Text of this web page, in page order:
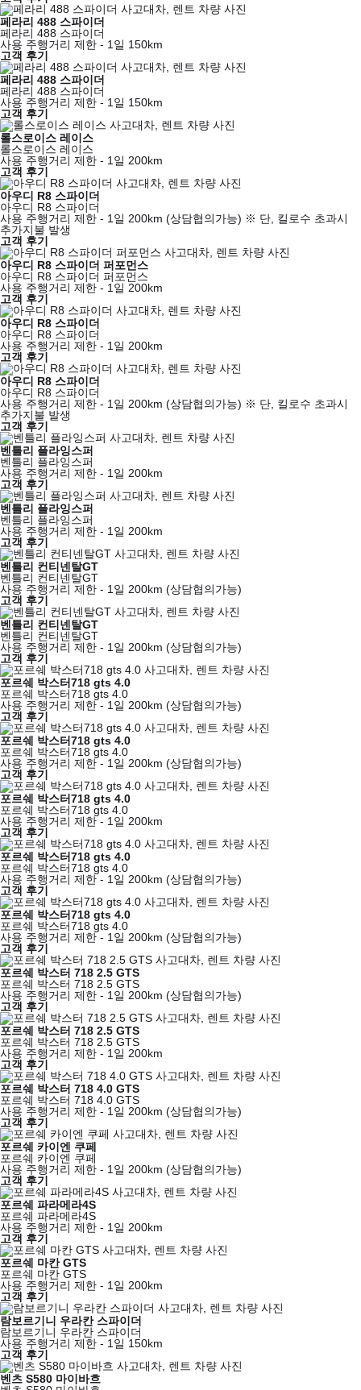
페라리 488 스파이더
페라리 488 스파이더
사용 주행거리 제한 - 1일 150km
고객 후기
페라리 488 스파이더
페라리 488 스파이더
사용 주행거리 제한 - 1일 150km
고객 후기
롤스로이스 레이스
롤스로이스 레이스
사용 주행거리 제한 - 1일 200km
고객 후기
아우디 R8 스파이더
아우디 R8 스파이더
사용 주행거리 제한 - 1일 200km (상담협의가능) ※ 단, 킬로수 초과시
추가지불 발생
고객 후기
아우디 R8 스파이더 퍼포먼스
아우디 R8 스파이더 퍼포먼스
사용 주행거리 제한 - 1일 200km
고객 후기
아우디 R8 스파이더
아우디 R8 스파이더
사용 주행거리 제한 - 1일 200km
고객 후기
아우디 R8 스파이더
아우디 R8 스파이더
사용 주행거리 제한 - 1일 200km (상담협의가능) ※ 단, 킬로수 초과시
추가지불 발생
고객 후기
벤틀리 플라잉스퍼
벤틀리 플라잉스퍼
사용 주행거리 제한 - 1일 200km
고객 후기
벤틀리 플라잉스퍼
벤틀리 플라잉스퍼
사용 주행거리 제한 - 1일 200km
고객 후기
벤틀리 컨티넨탈GT
벤틀리 컨티넨탈GT
사용 주행거리 제한 - 1일 200km (상담협의가능)
고객 후기
벤틀리 컨티넨탈GT
벤틀리 컨티넨탈GT
사용 주행거리 제한 - 1일 200km (상담협의가능)
고객 후기
포르쉐 박스터718 gts 4.0
포르쉐 박스터718 gts 4.0
사용 주행거리 제한 - 1일 200km (상담협의가능)
고객 후기
포르쉐 박스터718 gts 4.0
포르쉐 박스터718 gts 4.0
사용 주행거리 제한 - 1일 200km (상담협의가능)
고객 후기
포르쉐 박스터718 gts 4.0
포르쉐 박스터718 gts 4.0
사용 주행거리 제한 - 1일 200km
고객 후기
포르쉐 박스터718 gts 4.0
포르쉐 박스터718 gts 4.0
사용 주행거리 제한 - 1일 200km (상담협의가능)
고객 후기
포르쉐 박스터718 gts 4.0
포르쉐 박스터718 gts 4.0
사용 주행거리 제한 - 1일 200km (상담협의가능)
고객 후기
포르쉐 박스터 718 2.5 GTS
포르쉐 박스터 718 2.5 GTS
사용 주행거리 제한 - 1일 200km (상담협의가능)
고객 후기
포르쉐 박스터 718 2.5 GTS
포르쉐 박스터 718 2.5 GTS
사용 주행거리 제한 - 1일 200km
고객 후기
포르쉐 박스터 718 4.0 GTS
포르쉐 박스터 718 4.0 GTS
사용 주행거리 제한 - 1일 200km (상담협의가능)
고객 후기
포르쉐 카이엔 쿠페
포르쉐 카이엔 쿠페
사용 주행거리 제한 - 1일 200km (상담협의가능)
고객 후기
포르쉐 파라메라4S
포르쉐 파라메라4S
사용 주행거리 제한 - 1일 200km
고객 후기
포르쉐 마칸 GTS
포르쉐 마칸 GTS
사용 주행거리 제한 - 1일 200km
고객 후기
람보르기니 우라칸 스파이더
람보르기니 우라칸 스파이더
사용 주행거리 제한 - 1일 150km
고객 후기
벤츠 S580 마이바흐